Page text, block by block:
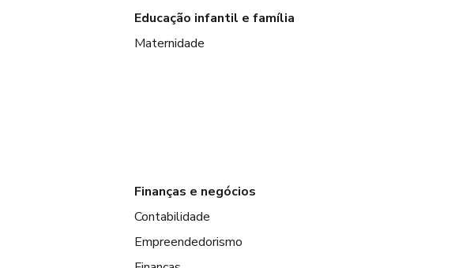
Educação infantil e família
Maternidade
Finanças e negócios
Contabilidade
Empreendedorismo